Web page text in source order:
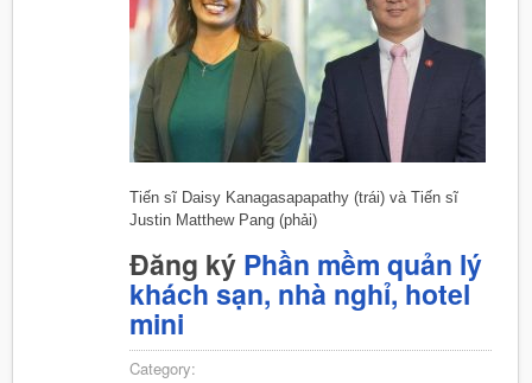
Tiến sĩ Daisy Kanagasapapathy (trái) và Tiến sĩ
Justin Matthew Pang (phải)
Đăng ký Phần mềm quản lý
khách sạn, nhà nghỉ, hotel
mini
Category: